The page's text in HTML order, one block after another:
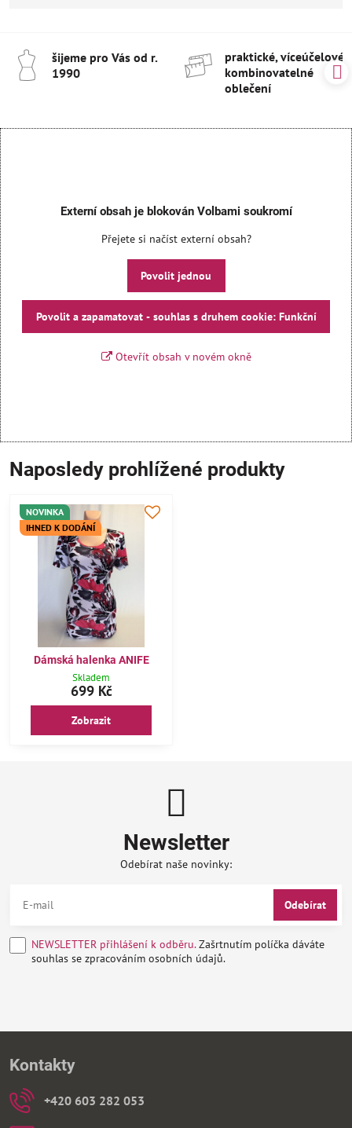
šijeme pro Vás od r​.
1990
praktické, víceúčelové
kombinovatelné
oblečení
Externí obsah je blokován Volbami soukromí
Přejete si načíst externí obsah?
Povolit jednou
Povolit a zapamatovat - souhlas s druhem cookie: Funkční
Otevřít obsah v novém okně
Naposledy prohlížené produkty
NOVINKA
IHNED K DODÁNÍ
Dámská halenka ANIFE
Skladem
699 Kč
Zobrazit
Newsletter
Odebírat naše novinky:
Odebírat
NEWSLETTER přihlášení k odběru.Zašrtnutím políčka dáváte
souhlas se zpracováním osobních údajů.
Kontakty
+420 603 282 053